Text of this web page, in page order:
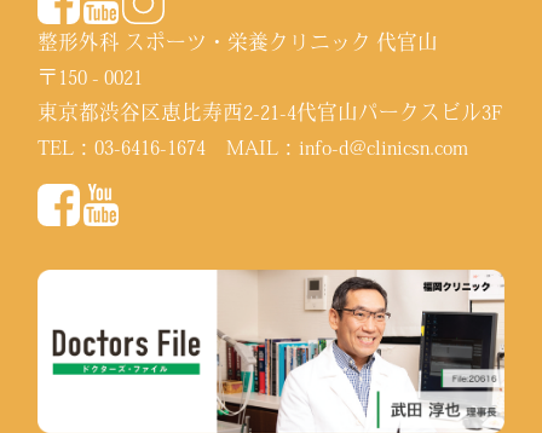
整形外科 スポーツ・栄養クリニック 代官山
〒150 - 0021
東京都渋谷区恵比寿西2-21-4代官山パークスビル3F
TEL：03-6416-1674 MAIL：info-d@clinicsn.com